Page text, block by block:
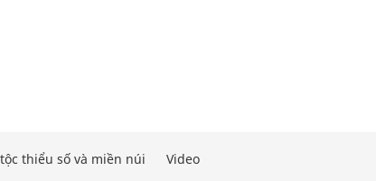
thiểu số và miền núi Video